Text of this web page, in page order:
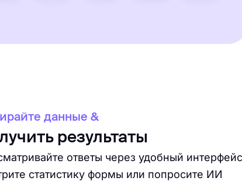
результаты
данные &
ответы через удобный
статистику формы или попросите ИИ